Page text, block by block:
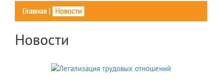
Главная | Новости
Новости